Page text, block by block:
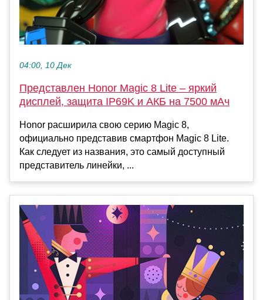
04:00, 10 Дек
Представлен Honor Magic 8 Lite – яркий
дисплей, защита IP69K и АКБ на 7500 мАч
Honor расширила свою серию Magic 8,
официально представив смартфон Magic 8 Lite.
Как следует из названия, это самый доступный
представитель линейки, ...